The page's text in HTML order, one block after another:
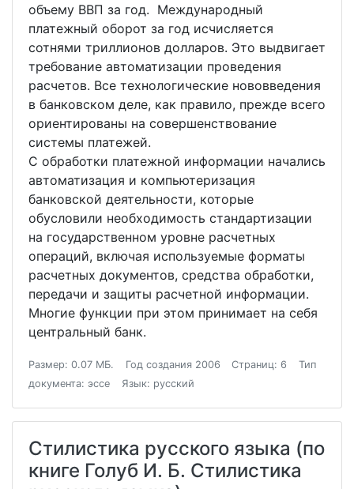
объему ВВП за год. Международный
платежный оборот за год исчисляется
сотнями триллионов долларов. Это выдвигает
требование автоматизации проведения
расчетов. Все технологические нововведения
в банковском деле, как правило, прежде всего
ориентированы на совершенствование
системы платежей.
С обработки платежной информации начались
автоматизация и компьютеризация
банковской деятельности, которые
обусловили необходимость стандартизации
на государственном уровне расчетных
операций, включая используемые форматы
расчетных документов, средства обработки,
передачи и защиты расчетной информации.
Многие функции при этом принимает на себя
центральный банк.
Размер: 0.07 МБ. Год создания 2006 Страниц: 6
Тип
документа: эссе
Язык: русский
Стилистика русского языка (по
книге Голуб И. Б. Стилистика